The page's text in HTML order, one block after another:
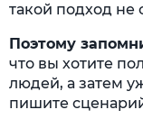
такой подход не
Поэтому
что вы хотите
людей, а затем
пишите